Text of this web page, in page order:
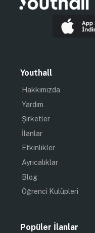
Youthall
Hakkımızda
Yardım
Şirketler
İlanlar
Etkinlikler
Ayrıcalıklar
Blog
Öğrenci Kulüpleri
Popüler İlanlar